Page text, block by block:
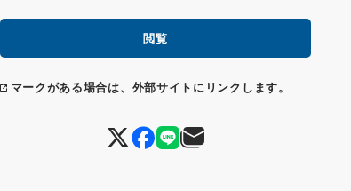
閲覧
マークがある場合は、外部サイトにリンクします。